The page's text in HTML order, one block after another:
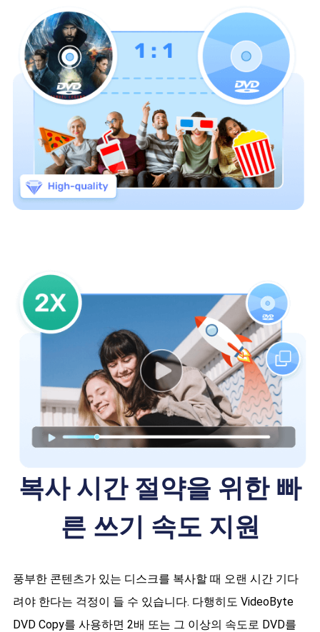
복사 시간 절약을 위한 빠
른 쓰기 속도 지원
풍부한 콘텐츠가 있는 디스크를 복사할 때 오랜 시간 기다
려야 한다는 걱정이 들 수 있습니다. 다행히도 VideoByte
DVD Copy를 사용하면 2배 또는 그 이상의 속도로 DVD를